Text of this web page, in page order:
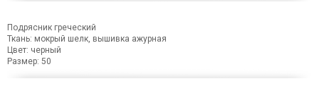
Подрясник греческий
Ткань: мокрый шелк, вышивка ажурная
Цвет: черный
Размер: 50